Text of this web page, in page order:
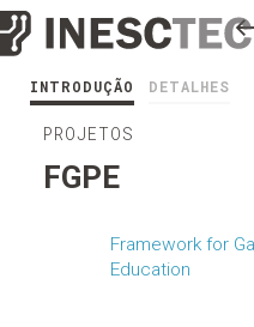
INTRODUÇÃO DETALHES
PROJETOS
FGPE
Framework for
Education